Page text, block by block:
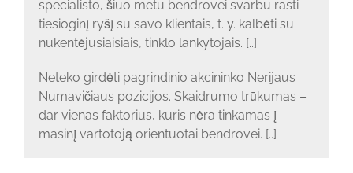
specialisto, šiuo metu bendrovei svarbu rasti
tiesioginį ryšį su savo klientais, t. y. kalbėti su
nukentėjusiaisiais, tinklo lankytojais. [..]
Neteko girdėti pagrindinio akcininko Nerijaus
Numavičiaus pozicijos. Skaidrumo trūkumas –
dar vienas faktorius, kuris nėra tinkamas į
masinį vartotoją orientuotai bendrovei. [..]